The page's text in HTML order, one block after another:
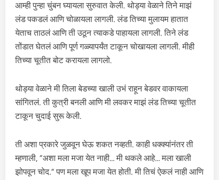
आम्ही पुन्हा चुंबन घ्यायला सुरुवात केली. थोड्या वेळाने तिने माझं
लंड पकडलं आणि चोळायला लागली. लंड तिच्या मुलायम हातात
येताच ताठलं आणि ती उठून त्याकडे पाहायला लागली. तिने लंड
तोंडात घेतलं आणि पूर्ण गळ्यापर्यंत टाकून चोखायला लागली. मीही
तिच्या चूतीत बोट करायला लागलो.
थोड्या वेळाने मी तिला बेडच्या खाली उभं राहून बेडवर वाकायला
सांगितलं. ती कुत्री बनली आणि मी लवकर माझं लंड तिच्या चूतीत
टाकून चुदाई सुरू केली.
ती अशा प्रकारे जुळवून घेऊ शकत नव्हती. काही धक्क्यांनंतर ती
म्हणाली, “अशा मला मजा येत नाही… मी थकले आहे… मला खाली
झोपवून चोद.” पण मला खूप मजा येत होती. मी तिचं ऐकलं नाही आणि